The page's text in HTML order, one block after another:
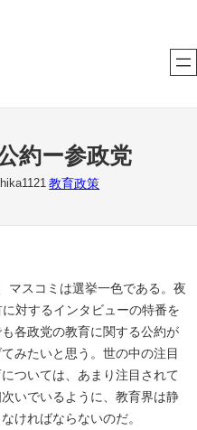
約ー参政党
教育政策
スコミは選挙一色である。夜
対するインタビューの特番を
各政党の教育に関する公約が
みたいと思う。世の中の注目
ついては、あまり注目されて
いでいるように、教育界は静
ければならないのだ。